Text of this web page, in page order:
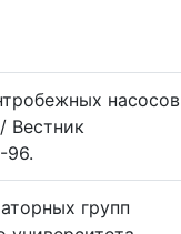
насосов
Вестник
96.
групп